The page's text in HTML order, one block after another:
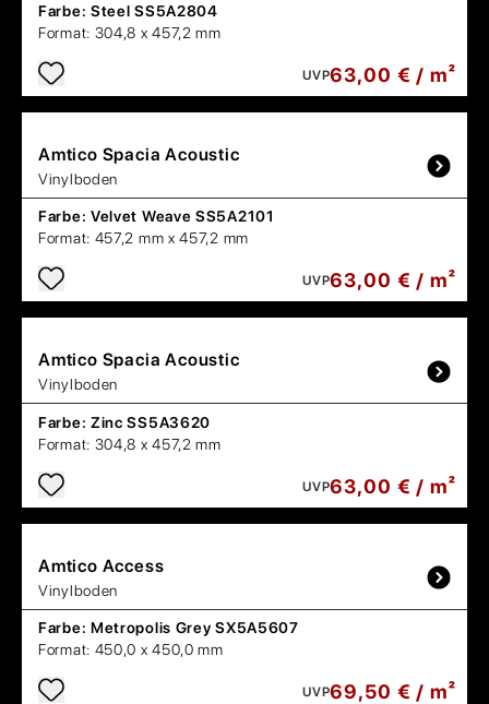
Farbe: Steel SS5A2804
Format: 304,8 x 457,2 mm
UVP63,00 € / m²
Amtico Spacia Acoustic
Vinylboden
Farbe: Velvet Weave SS5A2101
Format: 457,2 mm x 457,2 mm
UVP63,00 € / m²
Amtico Spacia Acoustic
Vinylboden
Farbe: Zinc SS5A3620
Format: 304,8 x 457,2 mm
UVP63,00 € / m²
Amtico Access
Vinylboden
Farbe: Metropolis Grey SX5A5607
Format: 450,0 x 450,0 mm
UVP69,50 € / m²